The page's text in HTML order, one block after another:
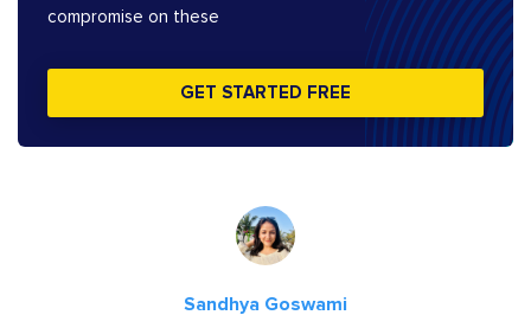
compromise on these
GET STARTED FREE
Sandhya Goswami